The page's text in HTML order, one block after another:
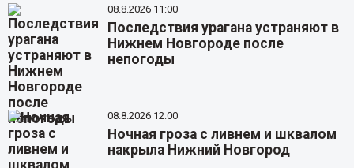
08.8.2026 11:00
Последствия урагана устраняют в
Нижнем Новгороде после
непогоды
08.8.2026 12:00
Ночная гроза с ливнем и шквалом
накрыла Нижний Новгород